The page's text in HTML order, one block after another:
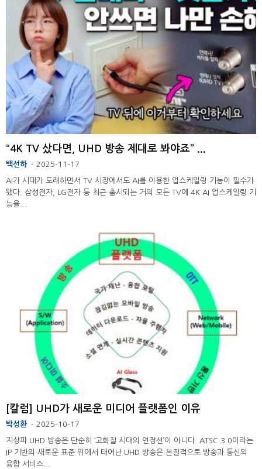
“4K TV 샀다면, UHD 방송 제대로 봐야죠” ...
백선하 - 2025-11-17
AI가 시대가 도래하면서 TV 시장에서도 AI를 이용한 업스케일링 기능이 필수가
됐다. 삼성전자, LG전자 등 최근 출시되는 거의 모든 TV에 4K AI 업스케일링 기
능을...
[칼럼] UHD가 새로운 미디어 플랫폼인 이유
박성환 - 2025-10-17
지상파 UHD 방송은 단순히 ‘고화질 시대의 연장선’이 아니다. ATSC 3.0이라는
IP 기반의 새로운 표준 위에서 태어난 UHD 방송은 본질적으로 방송과 통신의
융합 서비스...